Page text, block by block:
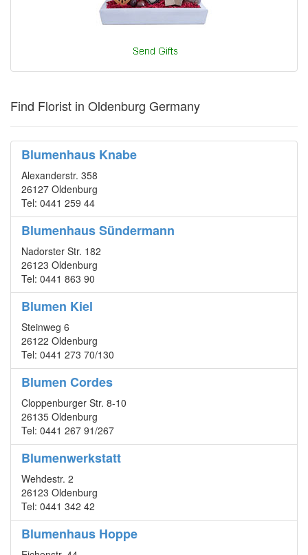
Find Florist in Oldenburg Germany
Blumenhaus Knabe
Alexanderstr. 358
26127 Oldenburg
Tel: 0441 259 44
Blumenhaus Sündermann
Nadorster Str. 182
26123 Oldenburg
Tel: 0441 863 90
Blumen Kiel
Steinweg 6
26122 Oldenburg
Tel: 0441 273 70/130
Blumen Cordes
Cloppenburger Str. 8-10
26135 Oldenburg
Tel: 0441 267 91/267
Blumenwerkstatt
Wehdestr. 2
26123 Oldenburg
Tel: 0441 342 42
Blumenhaus Hoppe